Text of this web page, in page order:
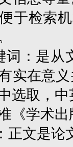
于检索
词：是
实在意
选取，
准《学术
文是论文